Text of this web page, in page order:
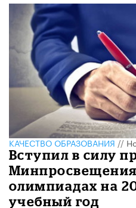
КАЧЕСТВО ОБРАЗОВАНИЯ//
Вступил в силу
олимпиадах на
учебный год